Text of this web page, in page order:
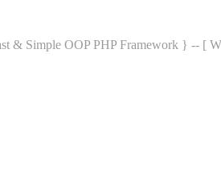
& Simple OOP PHP Framework } -- [